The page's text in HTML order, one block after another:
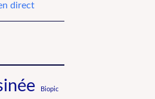
direct
Biopic